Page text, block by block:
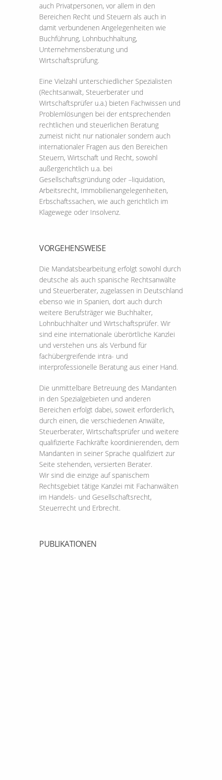
auch Privatpersonen, vor allem in den
Bereichen Recht und Steuern als auch in
damit verbundenen Angelegenheiten wie
Buchführung, Lohnbuchhaltung,
Unternehmensberatung und
Wirtschaftsprüfung.
Eine Vielzahl unterschiedlicher Spezialisten
(Rechtsanwalt, Steuerberater und
Wirtschaftsprüfer u.a.) bieten Fachwissen und
Problemlösungen bei der entsprechenden
rechtlichen und steuerlichen Beratung
zumeist nicht nur nationaler sondern auch
internationaler Fragen aus den Bereichen
Steuern, Wirtschaft und Recht, sowohl
außergerichtlich u.a. bei
Gesellschaftsgründung oder –liquidation,
Arbeitsrecht, Immobilienangelegenheiten,
Erbschaftssachen, wie auch gerichtlich im
Klagewege oder Insolvenz.
VORGEHENSWEISE
Die Mandatsbearbeitung erfolgt sowohl durch
deutsche als auch spanische Rechtsanwälte
und Steuerberater, zugelassen in Deutschland
ebenso wie in Spanien, dort auch durch
weitere Berufsträger wie Buchhalter,
Lohnbuchhalter und Wirtschaftsprüfer. Wir
sind eine internationale überörtliche Kanzlei
und verstehen uns als Verbund für
fachübergreifende intra- und
interprofessionelle Beratung aus einer Hand.
Die unmittelbare Betreuung des Mandanten
in den Spezialgebieten und anderen
Bereichen erfolgt dabei, soweit erforderlich,
durch einen, die verschiedenen Anwälte,
Steuerberater, Wirtschaftsprüfer und weitere
qualifizierte Fachkräfte koordinierenden, dem
Mandanten in seiner Sprache qualifiziert zur
Seite stehenden, versierten Berater.
Wir sind die einzige auf spanischem
Rechtsgebiet tätige Kanzlei mit Fachanwälten
im Handels- und Gesellschaftsrecht,
Steuerrecht und Erbrecht.
PUBLIKATIONEN